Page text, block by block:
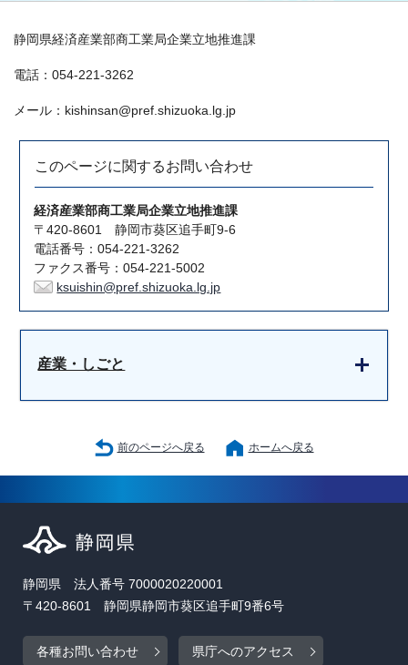
静岡県経済産業部商工業局企業立地推進課
電話：054-221-3262
メール：kishinsan@pref.shizuoka.lg.jp
このページに関するお問い合わせ
経済産業部商工業局企業立地推進課
〒420-8601 静岡市葵区追手町9-6
電話番号：054-221-3262
ファクス番号：054-221-5002
ksuishin@pref.shizuoka.lg.jp
産業・しごと
前のページへ戻る ホームへ戻る
静岡県 法人番号 7000020220001
〒420-8601 静岡県静岡市葵区追手町9番6号
各種お問い合わせ 県庁へのアクセス